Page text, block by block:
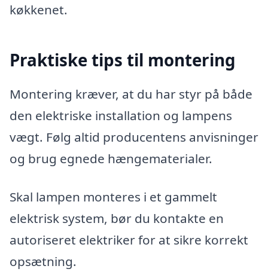
køkkenet.
Praktiske tips til montering
Montering kræver, at du har styr på både
den elektriske installation og lampens
vægt. Følg altid producentens anvisninger
og brug egnede hængematerialer.
Skal lampen monteres i et gammelt
elektrisk system, bør du kontakte en
autoriseret elektriker for at sikre korrekt
opsætning.